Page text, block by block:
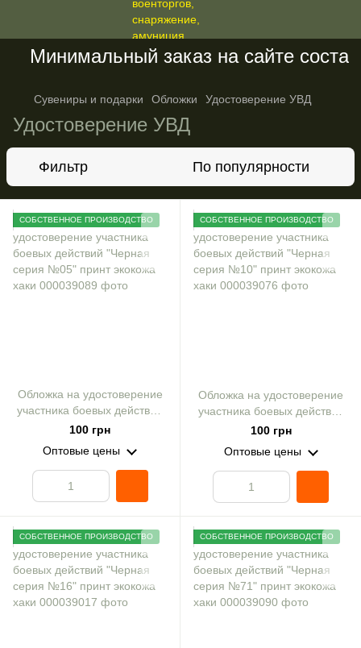
Минимальный заказ на сайте
Сувениры и подарки Обложки Удостоверение УВД
Удостоверение УВД
Фильтр По популярности
СОБСТВЕННОЕ ПРОИЗВОДСТВО
Обложка на удостоверение
участника боевых действий
"Черная серия №05" принт
100 грн
Оптовые цены
СОБСТВЕННОЕ ПРОИЗВОДСТВО
Обложка на удостоверение
участника боевых действий
"Черная серия №10" принт
100 грн
Оптовые цены
СОБСТВЕННОЕ ПРОИЗВОДСТВО СОБСТВЕННОЕ ПРОИЗВОДСТВО